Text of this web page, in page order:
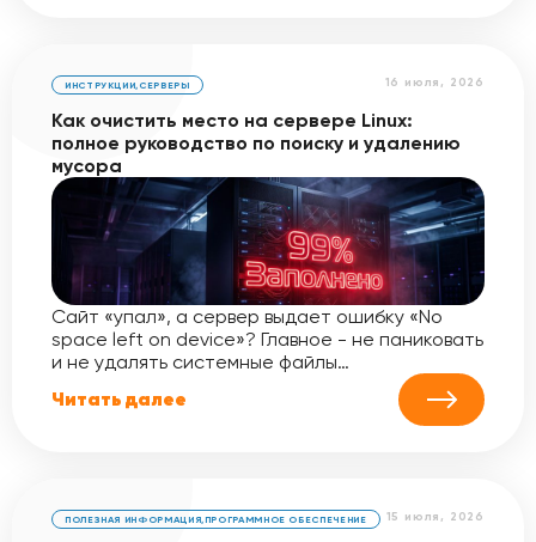
16 июля, 2026
ИНСТРУКЦИИ, СЕРВЕРЫ
Как очистить место на сервере Linux:
полное руководство по поиску и удалению
мусора
Сайт «упал», а сервер выдает ошибку «No
space left on device»? Главное - не паниковать
и не удалять системные файлы…
Читать далее
15 июля, 2026
ПОЛЕЗНАЯ ИНФОРМАЦИЯ,ПРОГРАММНОЕ ОБЕСПЕЧЕНИЕ